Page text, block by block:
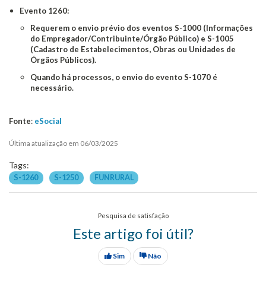
Evento 1260:
Requerem o envio prévio dos eventos S-1000 (Informações
do Empregador/Contribuinte/Órgão Público) e S-1005
(Cadastro de Estabelecimentos, Obras ou Unidades de
Órgãos Públicos).
Quando há processos, o envio do evento S-1070 é
necessário.
Fonte: eSocial
Última atualização em 06/03/2025
Tags:
S-1260 S-1250 FUNRURAL
Pesquisa de satisfação
Este artigo foi útil?
Sim Não